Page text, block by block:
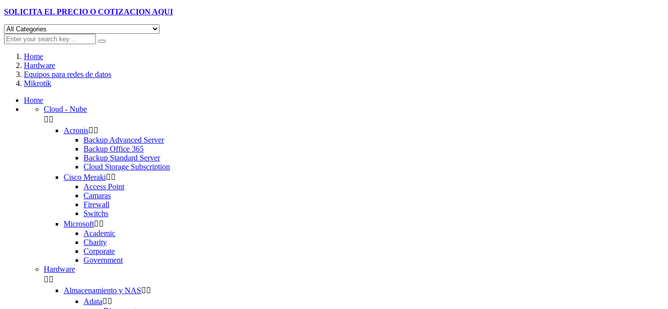
SOLICITA EL PRECIO O COTIZACION AQUI
Home
Hardware
Equipos para redes de datos
Mikrotik
Home
Cloud - Nube
 
Acronis 
Backup Advanced Server
Backup Office 365
Backup Standard Server
Cloud Storage Subscription
Cisco Meraki 
Access Point
Camaras
Firewall
Switchs
Microsoft 
Academic
Charity
Corporate
Government
Hardware
 
Almacenamiento y NAS 
Adata 